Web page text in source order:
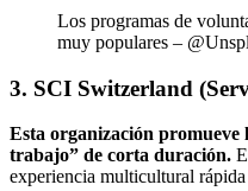
Los programas de
muy populares –
3. SCI Switzerland
Esta organización promueve
trabajo” de corta duración.
experiencia multicultural rápida